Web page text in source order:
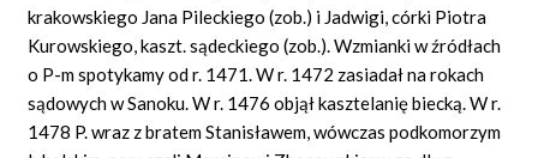
DYSKUSJA
Mapa
krakowskiego Jana Pileckiego (zob.) i Jadwigi, córki Piotra
Kurowskiego, kaszt. sądeckiego (zob.). Wzmianki w źródłach
o P-m spotykamy od r. 1471. W r. 1472 zasiadał na rokach
sądowych w Sanoku. W r. 1476 objął kasztelanię biecką. W r.
1478 P. wraz z bratem Stanisławem, wówczas podkomorzym